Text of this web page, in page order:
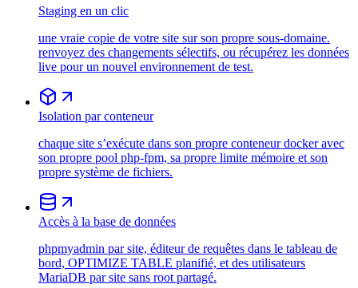
Staging en un clic
une vraie copie de votre site sur son propre sous-domaine.
renvoyez des changements sélectifs, ou récupérez les données
live pour un nouvel environnement de test.
Isolation par conteneur
chaque site s’exécute dans son propre conteneur docker avec
son propre pool php-fpm, sa propre limite mémoire et son
propre système de fichiers.
Accès à la base de données
phpmyadmin par site, éditeur de requêtes dans le tableau de
bord, OPTIMIZE TABLE planifié, et des utilisateurs
MariaDB par site sans root partagé.